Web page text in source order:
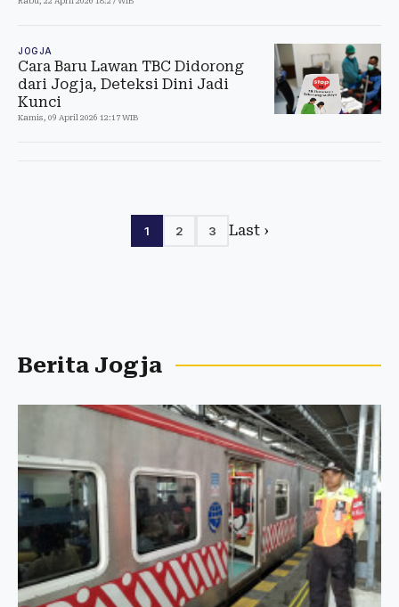
JOGJA
Cara Baru Lawan TBC Didorong
dari Jogja, Deteksi Dini Jadi
Kunci
Kamis, 09 April 2026 12:17 WIB
1 2 3 Last ›
Berita Jogja